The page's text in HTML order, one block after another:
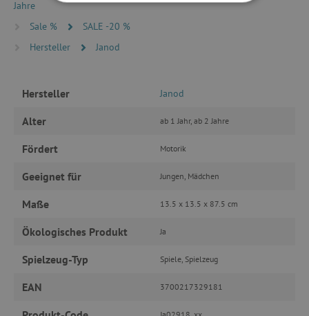
Jahre
Sale %
SALE -20 %
Hersteller
Janod
Hersteller Janod
Alter ab 1 Jahr, ab 2 Jahre
Fördert Motorik
Geeignet für Jungen, Mädchen
Maße 13.5 x 13.5 x 87.5 cm
Ökologisches Produkt Ja
Spielzeug-Typ Spiele, Spielzeug
EAN 3700217329181
UNBEDINGT ERFORDERLICH
wesentliche Kernfunktionen der Website wie die
Benutzeranmeldung und die Kontoverwaltung.
kann die Website nicht ordnungsgemäß
featureFlagIdentifier